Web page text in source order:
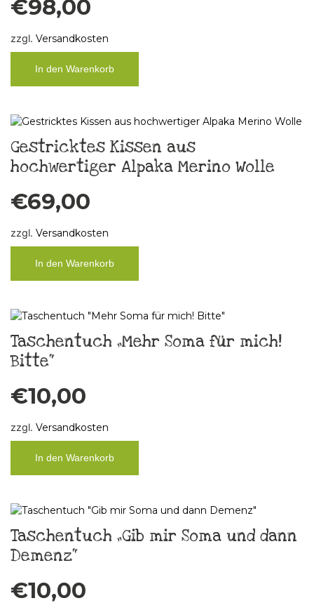
€98,00
zzgl. Versandkosten
In den Warenkorb
Gestricktes Kissen aus
hochwertiger Alpaka Merino Wolle
€69,00
zzgl. Versandkosten
In den Warenkorb
Taschentuch „Mehr Soma für mich!
Bitte“
€10,00
zzgl. Versandkosten
In den Warenkorb
Taschentuch „Gib mir Soma und dann
Demenz“
€10,00